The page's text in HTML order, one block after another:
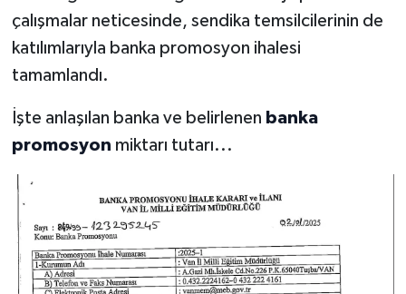
çalışmalar neticesinde, sendika temsilcilerinin de
katılımlarıyla banka promosyon ihalesi
tamamlandı.
İşte anlaşılan banka ve belirlenen banka
promosyon miktarı tutarı...